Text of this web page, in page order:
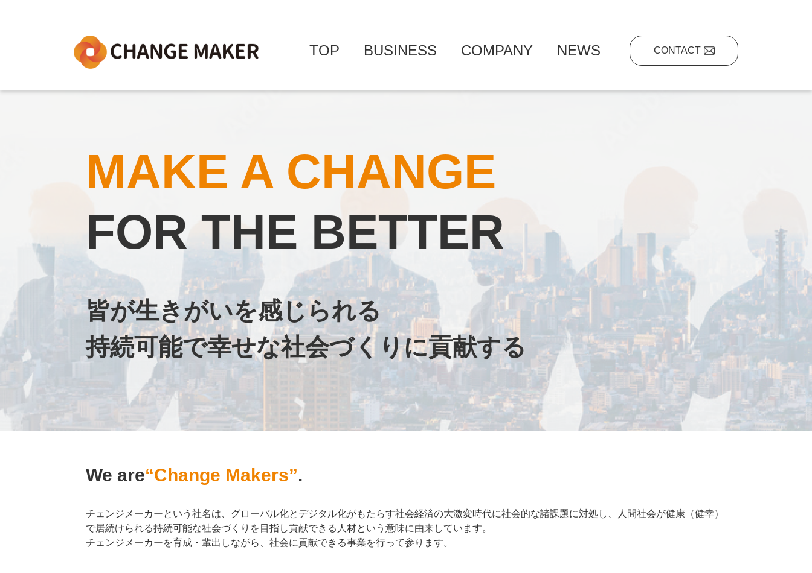
TOP BUSINESS COMPANY NEWS CONTACT
MAKE A CHANGE
FOR THE BETTER
皆が生きがいを感じられる
持続可能で幸せな社会づくりに貢献する
We are“Change Makers”.
チェンジメーカーという社名は、グローバル化とデジタル化がもたらす社会経済の大激変時代に社会的な諸課題に対処し、人間社会が健康（健幸）
で居続けられる持続可能な社会づくりを目指し貢献できる人材という意味に由来しています。
チェンジメーカーを育成・輩出しながら、社会に貢献できる事業を行って参ります。